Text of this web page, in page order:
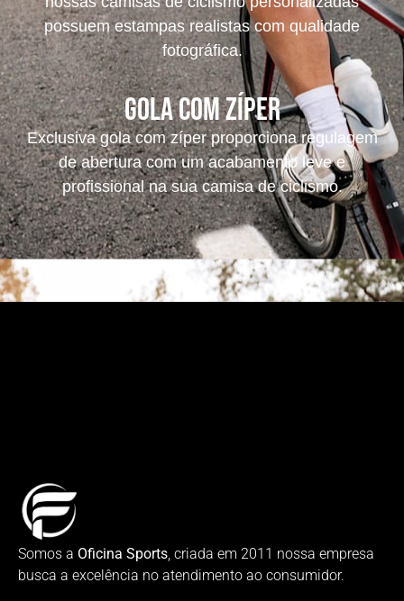
possuem estampas realistas com qualidade
fotográfica.
Gola com Zíper
Exclusiva gola com zíper proporciona regulagem
de abertura com um acabamento leve e
profissional na sua camisa de ciclismo.
Somos a Oficina Sports, criada em 2011 nossa empresa
busca a excelência no atendimento ao consumidor.